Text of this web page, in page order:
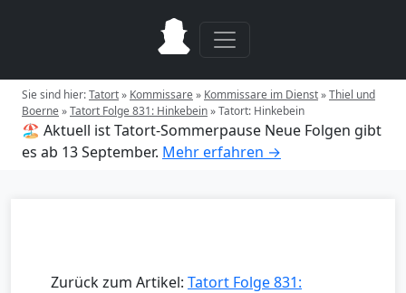
Sie sind hier:Tatort» Kommissare» Kommissare im Dienst»Thiel und
Boerne»Tatort Folge 831: Hinkebein»Tatort: Hinkebein
🏖️ Aktuell ist Tatort-Sommerpause Neue Folgen gibt
es ab 13 September. Mehr erfahren →
Zurück zum Artikel: Tatort Folge 831: